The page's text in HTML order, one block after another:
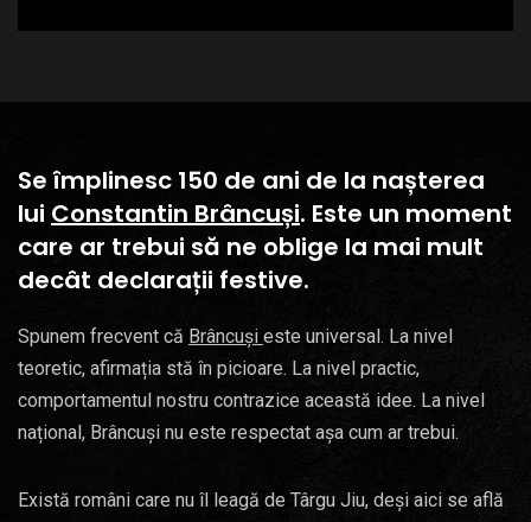
Se împlinesc 150 de ani de la nașterea
lui Constantin Brâncuși. Este un moment
care ar trebui să ne oblige la mai mult
decât declarații festive.
Spunem frecvent că Brâncuși este universal. La nivel
teoretic, afirmația stă în picioare. La nivel practic,
comportamentul nostru contrazice această idee. La nivel
național, Brâncuși nu este respectat așa cum ar trebui.
Există români care nu îl leagă de Târgu Jiu, deși aici se află